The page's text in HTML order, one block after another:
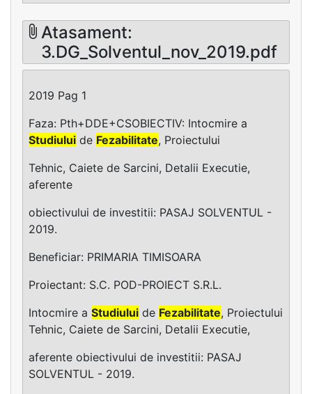
Atasament:
3.DG_Solventul_nov_2019.pdf
2019 Pag 1
Faza: Pth+DDE+CSOBIECTIV: Intocmire a
Studiului de Fezabilitate, Proiectului
Tehnic, Caiete de Sarcini, Detalii Executie,
aferente
obiectivului de investitii: PASAJ SOLVENTUL -
2019.
Beneficiar: PRIMARIA TIMISOARA
Proiectant: S.C. POD-PROIECT S.R.L.
Intocmire a Studiului de Fezabilitate, Proiectului
Tehnic, Caiete de Sarcini, Detalii Executie,
aferente obiectivului de investitii: PASAJ
SOLVENTUL - 2019.